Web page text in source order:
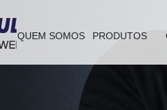
QUEM SOMOS PRODUTOS